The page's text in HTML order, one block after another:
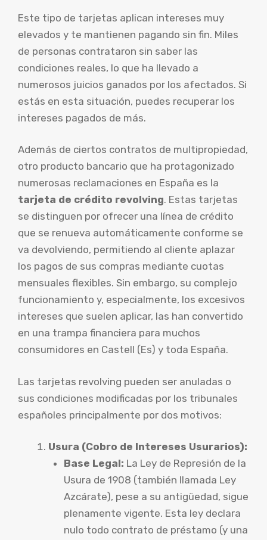
Este tipo de tarjetas aplican intereses muy
elevados y te mantienen pagando sin fin. Miles
de personas contrataron sin saber las
condiciones reales, lo que ha llevado a
numerosos juicios ganados por los afectados. Si
estás en esta situación, puedes recuperar los
intereses pagados de más.
Además de ciertos contratos de multipropiedad,
otro producto bancario que ha protagonizado
numerosas reclamaciones en España es la
tarjeta de crédito revolving. Estas tarjetas
se distinguen por ofrecer una línea de crédito
que se renueva automáticamente conforme se
va devolviendo, permitiendo al cliente aplazar
los pagos de sus compras mediante cuotas
mensuales flexibles. Sin embargo, su complejo
funcionamiento y, especialmente, los excesivos
intereses que suelen aplicar, las han convertido
en una trampa financiera para muchos
consumidores en Castell (Es) y toda España.
Las tarjetas revolving pueden ser anuladas o
sus condiciones modificadas por los tribunales
españoles principalmente por dos motivos:
Usura (Cobro de Intereses Usurarios):
Base Legal: La Ley de Represión de la
Usura de 1908 (también llamada Ley
Azcárate), pese a su antigüedad, sigue
plenamente vigente. Esta ley declara
nulo todo contrato de préstamo (y una